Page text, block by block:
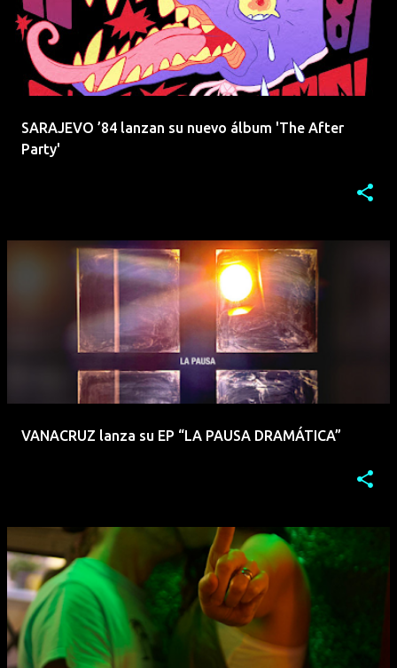
SARAJEVO ’84 lanzan su nuevo álbum 'The After
Party'
VANACRUZ lanza su EP “LA PAUSA DRAMÁTICA”